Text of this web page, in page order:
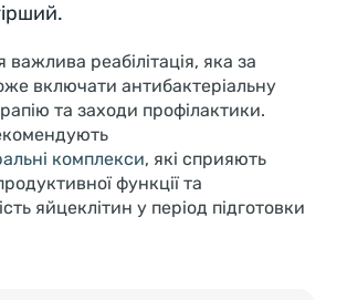
важлива реабілітація, яка за
включати антибактеріальну
та заходи профілактики.
комплекси, які сприяють
функції та
яйцеклітин у період підготовки